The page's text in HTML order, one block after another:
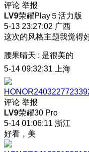
评论 举报
LV9荣耀Play５活力版
5-13 23:27:02 广西
这次的风格主题我觉得
腰果晴天 : 是很美的
5-14 09:32:31
上海
评论 举报
LV9荣耀30 Pro
5-14 01:06:11 浙江
好看，美